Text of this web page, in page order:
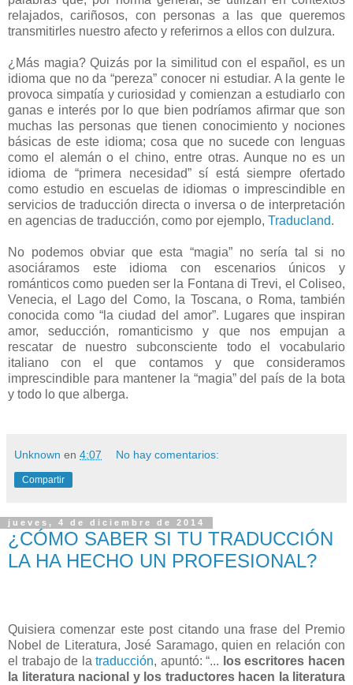
relajados, cariñosos, con personas a las que queremos
transmitirles nuestro afecto y referirnos a ellos con dulzura.
¿Más magia? Quizás por la similitud con el español, es un
idioma que no da “pereza” conocer ni estudiar. A la gente le
provoca simpatía y curiosidad y comienzan a estudiarlo con
ganas e interés por lo que bien podríamos afirmar que son
muchas las personas que tienen conocimiento y nociones
básicas de este idioma; cosa que no sucede con lenguas
como el alemán o el chino, entre otras. Aunque no es un
idioma de “primera necesidad” sí está siempre ofertado
como estudio en escuelas de idiomas o imprescindible en
servicios de traducción directa o inversa o de interpretación
en agencias de traducción, como por ejemplo, Traducland.
No podemos obviar que esta “magia” no sería tal si no
asociáramos este idioma con escenarios únicos y
románticos como pueden ser la Fontana di Trevi, el Coliseo,
Venecia, el Lago del Como, la Toscana, o Roma, también
conocida como “la ciudad del amor”. Lugares que inspiran
amor, seducción, romanticismo y que nos empujan a
rescatar de nuestro subconsciente todo el vocabulario
italiano con el que contamos y que consideramos
imprescindible para mantener la “magia” del país de la bota
y todo lo que alberga.
Unknown en 4:07 No hay comentarios:
Compartir
jueves, 4 de diciembre de 2014
¿CÓMO SABER SI TU TRADUCCIÓN
LA HA HECHO UN PROFESIONAL?
Quisiera comenzar este post citando una frase del Premio
Nobel de Literatura, José Saramago, quien en relación con
el trabajo de latraducción, apuntó: “... los escritores hacen
la literatura nacional y los traductores hacen la literatura